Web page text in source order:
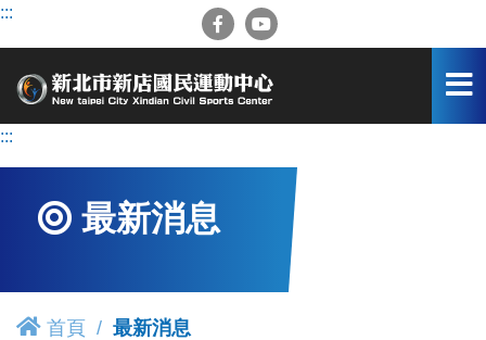
跳
容
:::
:::
最新消息
首頁 最新消息